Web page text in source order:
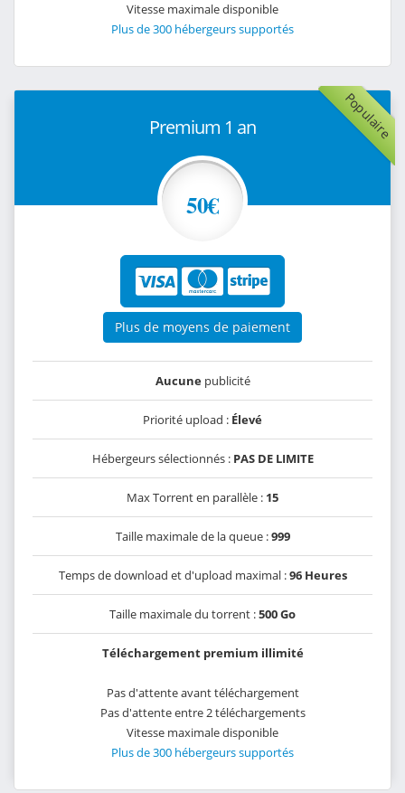
Vitesse maximale disponible
Plus de 300 hébergeurs supportés
Populaire
Premium 1 an
50€
Plus de moyens de paiement
Aucunepublicité
Priorité upload : Élevé
Hébergeurs sélectionnés : PAS DE LIMITE
Max Torrent en parallèle : 15
Taille maximale de la queue :999
Temps de download et d'upload maximal :96 Heures
Taille maximale du torrent :500 Go
Téléchargement premium illimité
Pas d'attente avant téléchargement
Pas d'attente entre 2 téléchargements
Vitesse maximale disponible
Plus de 300 hébergeurs supportés